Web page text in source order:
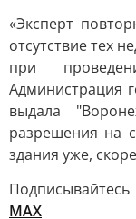
«Эксперт
отсутствие тех
при
Администрация
выдала
разрешения на
здания уже,
MAX